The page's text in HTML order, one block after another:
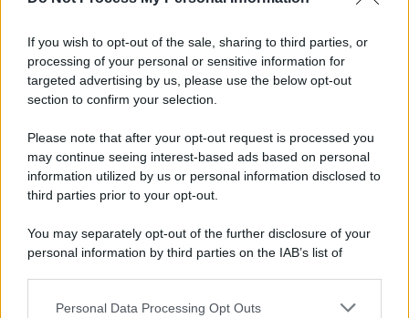
If you wish to opt-out of the sale, sharing to third parties, or
processing of your personal or sensitive information for
targeted advertising by us, please use the below opt-out
section to confirm your selection.
Please note that after your opt-out request is processed you
may continue seeing interest-based ads based on personal
information utilized by us or personal information disclosed to
third parties prior to your opt-out.
You may separately opt-out of the further disclosure of your
personal information by third parties on the IAB’s list of
This information may also be disclosed by us to third parties
Personal Data Processing Opt Outs
Gameland
Hig Tech Mag
Scoop Mag
Motors Magazine 365
Day Travel 365
Home Magazine 365
SecondHomeMagazine